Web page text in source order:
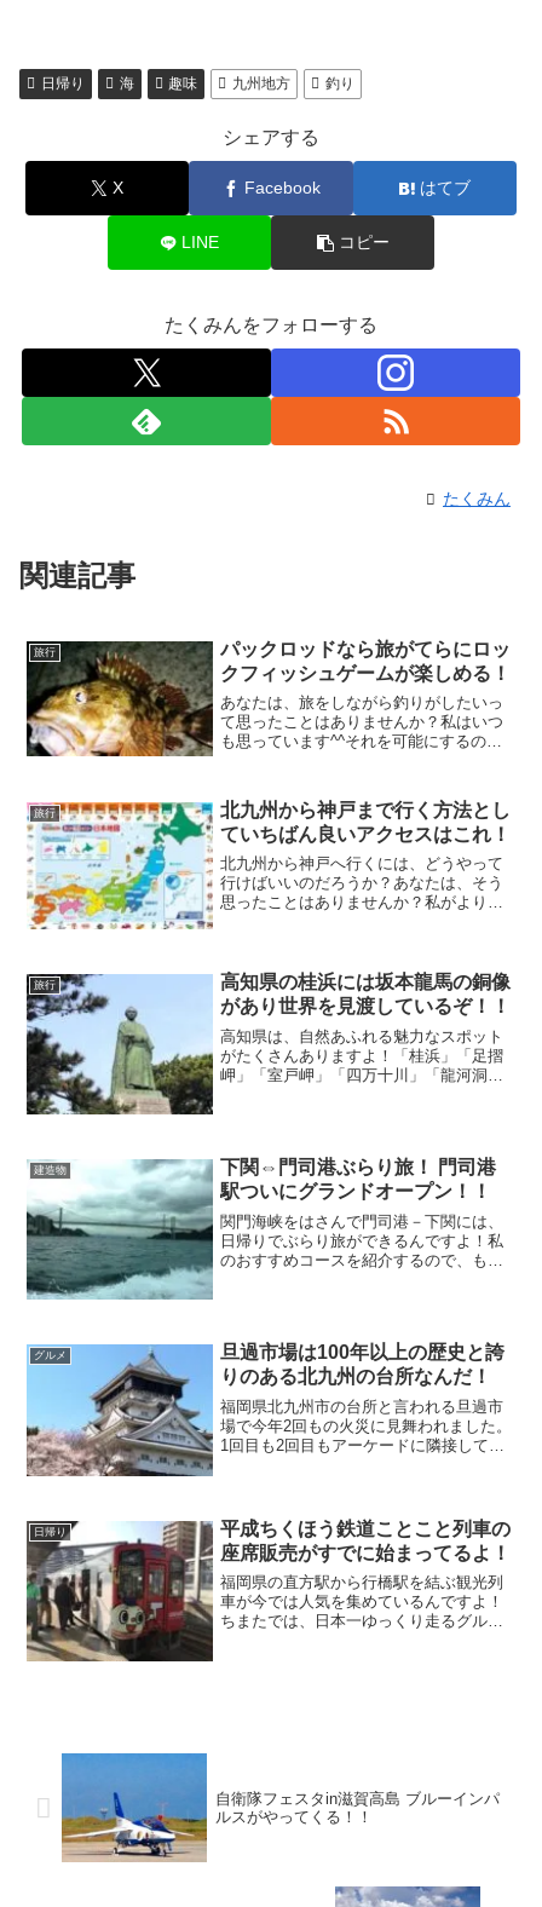
日帰り 海 趣味 九州地方 釣り
シェアする
X Facebook はてブ
LINE コピー
たくみんをフォローする
たくみん
関連記事
旅行
パックロッドなら旅がてらにロッ
クフィッシュゲームが楽しめる！
あなたは、旅をしながら釣りがしたいっ
て思ったことはありませんか？私はいつ
も思っています^^それを可能にするのが
める！」を合い言葉に、ホントにどこで
も釣りができるんです。
旅行
北九州から神戸まで行く方法とし
ていちばん良いアクセスはこれ！
北九州から神戸へ行くには、どうやって
行けばいいのだろうか？あなたは、そう
思ったことはありませんか？私がより良
スなどいろんな手段があります。
旅行
高知県の桂浜には坂本龍馬の銅像
があり世界を見渡しているぞ！！
高知県は、自然あふれる魅力なスポット
がたくさんありますよ！「桂浜」「足摺
岬」「室戸岬」「四万十川」「龍河洞」
建造物
下関⇔門司港ぶらり旅！ 門司港
駅ついにグランドオープン！！
関門海峡をはさんで門司港－下関には、
日帰りでぶらり旅ができるんですよ！私
のおすすめコースを紹介するので、もし
グルメ
旦過市場は100年以上の歴史と誇
りのある北九州の台所なんだ！
福岡県北九州市の台所と言われる旦過市
場で今年2回もの火災に見舞われました。
1回目も2回目もアーケードに隣接してい
頑張っているんですよ！
日帰り
平成ちくほう鉄道ことこと列車の
座席販売がすでに始まってるよ！
福岡県の直方駅から行橋駅を結ぶ観光列
車が今では人気を集めているんですよ！
ちまたでは、日本一ゆっくり走るグルメ
自衛隊フェスタin滋賀高島 ブルーインパ
ルスがやってくる！！